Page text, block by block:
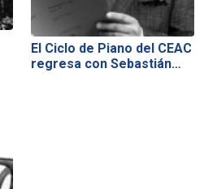
El Ciclo de Piano del CEAC
regresa con Sebastián…